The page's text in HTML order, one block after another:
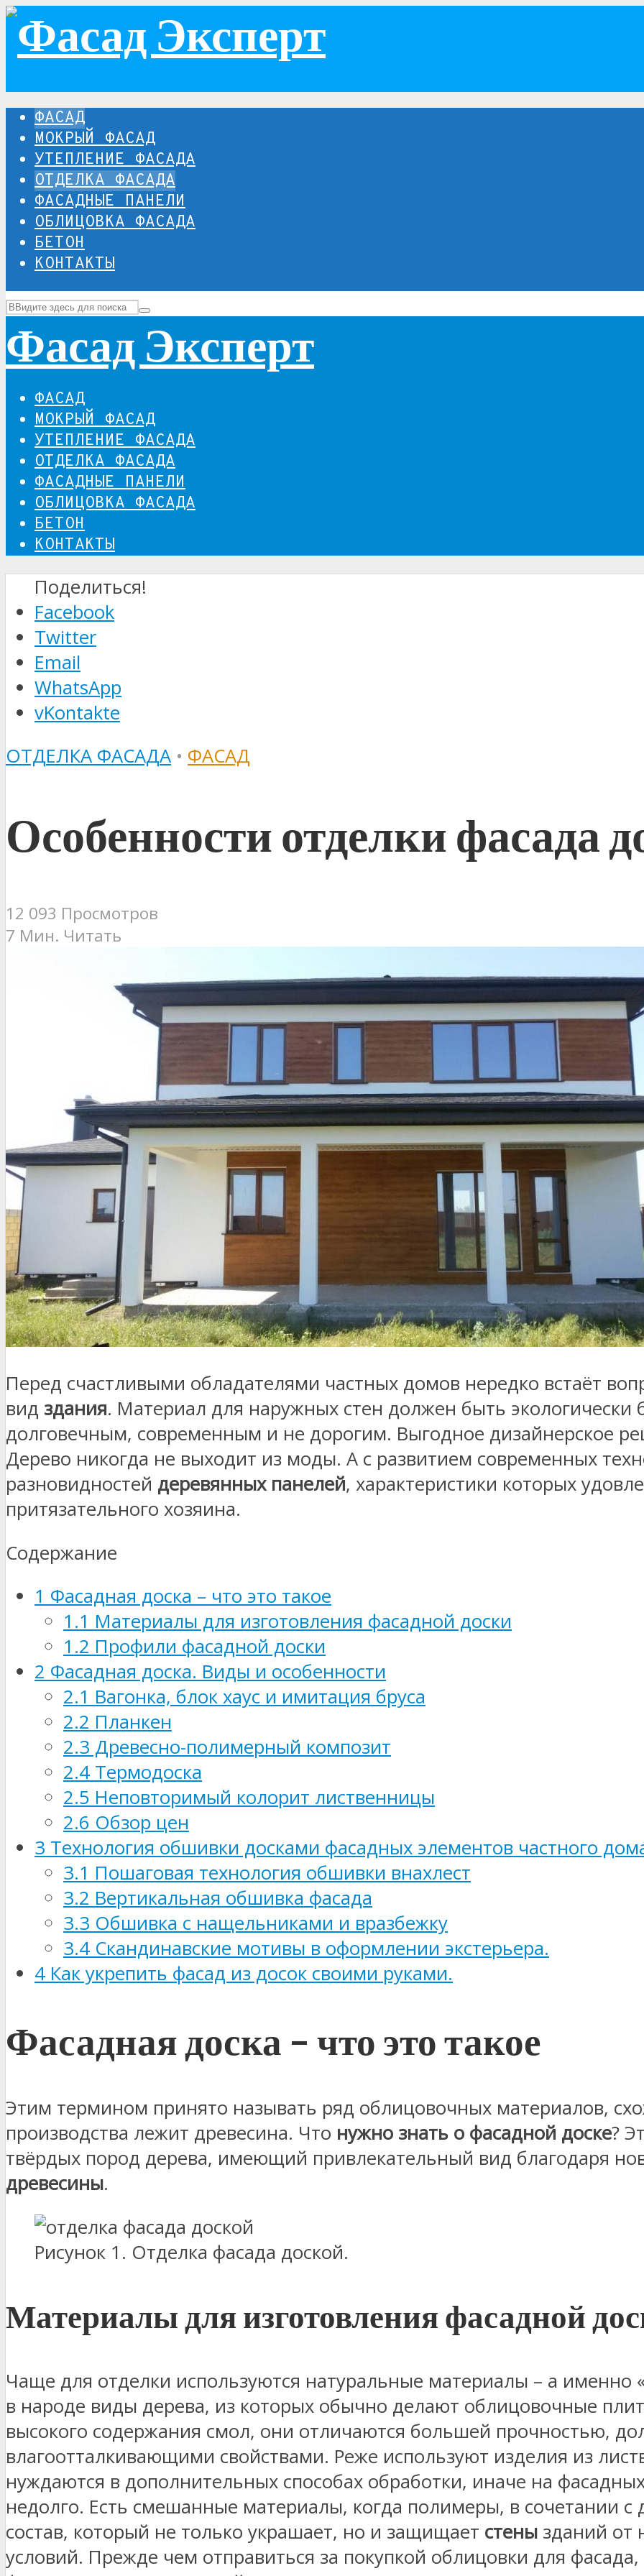
ФАСАД
МОКРЫЙ ФАСАД
УТЕПЛЕНИЕ ФАСАДА
ОТДЕЛКА ФАСАДА
ФАСАДНЫЕ ПАНЕЛИ
ОБЛИЦОВКА ФАСАДА
БЕТОН
КОНТАКТЫ
Фасад Эксперт
ФАСАД
МОКРЫЙ ФАСАД
УТЕПЛЕНИЕ ФАСАДА
ОТДЕЛКА ФАСАДА
ФАСАДНЫЕ ПАНЕЛИ
ОБЛИЦОВКА ФАСАДА
БЕТОН
КОНТАКТЫ
Поделиться!
Facebook
Twitter
Email
WhatsApp
vKontakte
ОТДЕЛКА ФАСАДА • ФАСАД
Особенности отделки фасада
12 093 Просмотров
7 Мин. Читать
Перед счастливыми обладателями частных домов нередко встаёт
вид здания. Материал для наружных стен должен быть экологически
долговечным, современным и не дорогим. Выгодное дизайнерское
Дерево никогда не выходит из моды. А с развитием современных
разновидностей деревянных панелей, характеристики которых
притязательного хозяина.
Содержание
1 Фасадная доска – что это такое
1.1 Материалы для изготовления фасадной доски
1.2 Профили фасадной доски
2 Фасадная доска. Виды и особенности
2.1 Вагонка, блок хаус и имитация бруса
2.2 Планкен
2.3 Древесно-полимерный композит
2.4 Термодоска
2.5 Неповторимый колорит лиственницы
2.6 Обзор цен
3 Технология обшивки досками фасадных элементов частного
3.1 Пошаговая технология обшивки внахлест
3.2 Вертикальная обшивка фасада
3.3 Обшивка с нащельниками и вразбежку
3.4 Скандинавские мотивы в оформлении экстерьера.
4 Как укрепить фасад из досок своими руками.
Фасадная доска – что это такое
Этим термином принято называть ряд облицовочных материалов,
производства лежит древесина. Что нужно знать о фасадной доске?
твёрдых пород дерева, имеющий привлекательный вид благодаря
древесины.
Рисунок 1. Отделка фасада доской.
Материалы для изготовления фасадной
Чаще для отделки используются натуральные материалы – а именно
в народе виды дерева, из которых обычно делают облицовочные
высокого содержания смол, они отличаются большей прочностью,
влагоотталкивающими свойствами. Реже используют изделия из
нуждаются в дополнительных способах обработки, иначе на
недолго. Есть смешанные материалы, когда полимеры, в сочетании
состав, который не только украшает, но и защищает стены зданий от
условий. Прежде чем отправиться за покупкой облицовки для